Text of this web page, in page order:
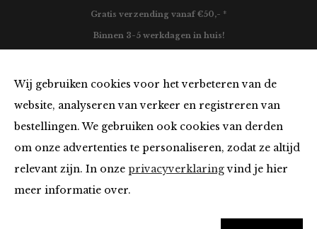
Wij gebruiken cookies voor het verbeteren van de
website, analyseren van verkeer en registreren van
bestellingen. We gebruiken ook cookies van derden
om onze advertenties te personaliseren, zodat ze altijd
relevant zijn. In onze privacyverklaringvind je hier
meer informatie over.
Gratis verzending vanaf €50,- *
Binnen 3-5 werkdagen in huis!
Vesten en Truien